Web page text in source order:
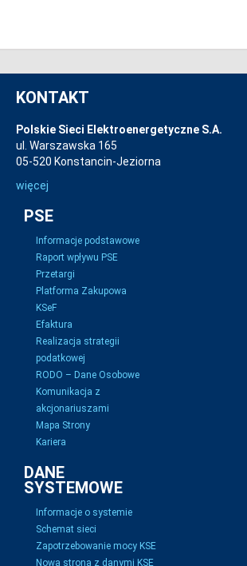
KONTAKT
Polskie Sieci Elektroenergetyczne S.A.
ul. Warszawska 165
05-520 Konstancin-Jeziorna
więcej
PSE
Informacje podstawowe
Raport wpływu PSE
Przetargi
Platforma Zakupowa
KSeF
Efaktura
Realizacja strategii
podatkowej
RODO – Dane Osobowe
Komunikacja z
akcjonariuszami
Mapa Strony
Kariera
DANE
SYSTEMOWE
Informacje o systemie
Schemat sieci
Zapotrzebowanie mocy KSE
Nowa strona z danymi KSE